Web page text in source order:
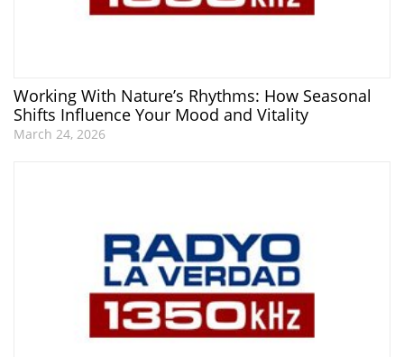
Working With Nature’s Rhythms: How Seasonal
Shifts Influence Your Mood and Vitality
March 24, 2026